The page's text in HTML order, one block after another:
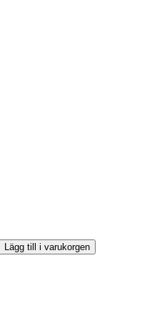
Lägg till i varukorgen